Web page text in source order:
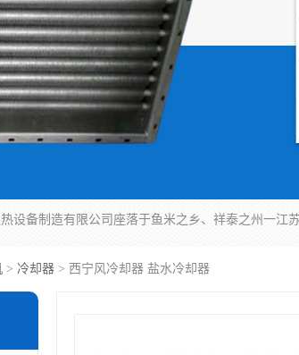
> 冷却器 > 西宁风冷却器 盐水冷却器